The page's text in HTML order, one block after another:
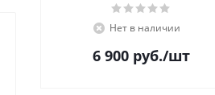
Нет в наличии
6 900 руб./шт